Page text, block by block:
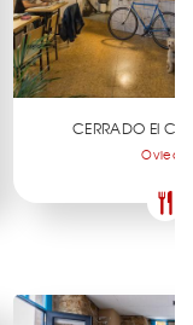
CERRADO El
Oviedo